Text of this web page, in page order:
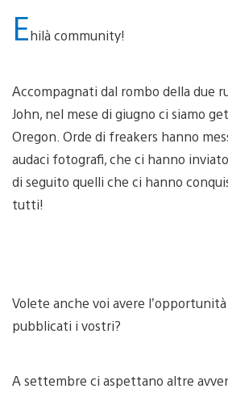
Ehilà community!
Accompagnati dal rombo della due
John, nel mese di giugno ci siamo
Oregon. Orde di freakers hanno
audaci fotografi, che ci hanno
di seguito quelli che ci hanno
tutti!
Volete anche voi avere
pubblicati i vostri?
A settembre ci aspettano altre